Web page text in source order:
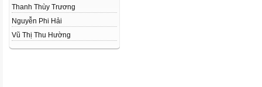
Thanh Thùy Trương
Nguyễn Phi Hải
Vũ Thị Thu Hường